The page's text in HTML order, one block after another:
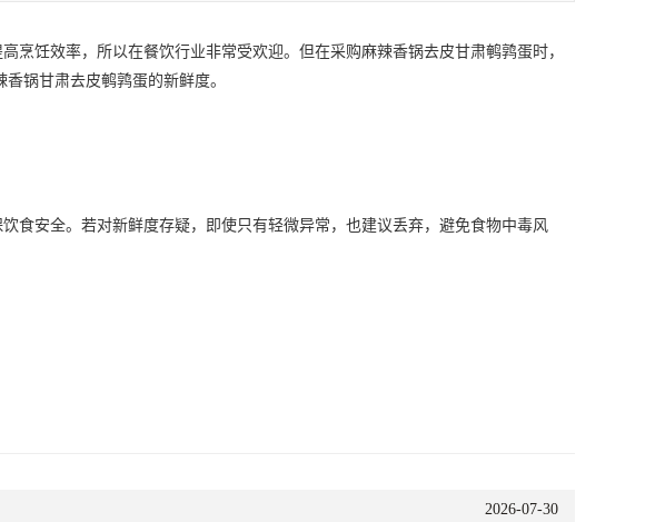
烹饪效率，所以在餐饮行业非常受欢迎。但在采购麻辣香锅去皮甘肃鹌鹑蛋时，
香锅甘肃去皮鹌鹑蛋的新鲜度。
安全。若对新鲜度存疑，即使只有轻微异常，也建议丢弃，避免食物中毒风
2026-07-30